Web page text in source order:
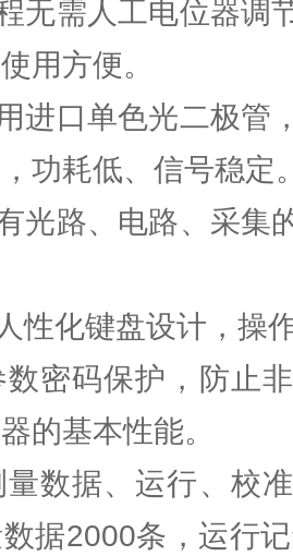
无需人工电位器调
用方便。
进口单色光二极管
功耗低、信号稳定
光路、电路、采集
性化键盘设计，操
密码保护，防止
的基本性能。
数据、运行、校
据2000条，运行